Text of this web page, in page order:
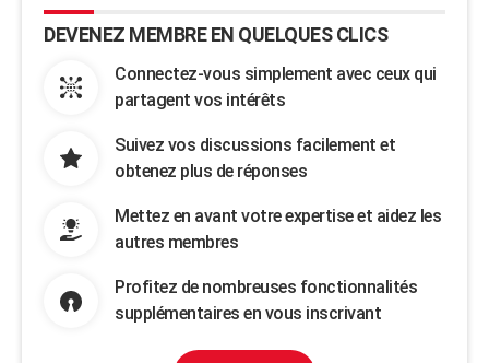
DEVENEZ MEMBRE EN QUELQUES CLICS
Connectez-vous simplement avec ceux qui
partagent vos intérêts
Suivez vos discussions facilement et
obtenez plus de réponses
Mettez en avant votre expertise et aidez les
autres membres
Profitez de nombreuses fonctionnalités
supplémentaires en vous inscrivant